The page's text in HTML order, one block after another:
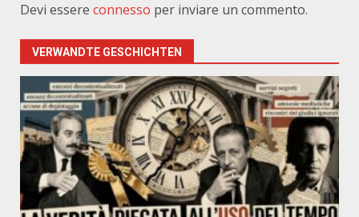
Devi essere connesso per inviare un commento.
VERWANDTE GESCHICHTEN